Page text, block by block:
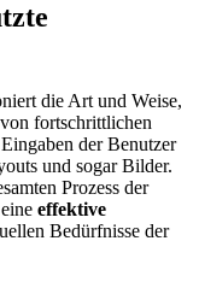
die Art und Weise,
fortschrittlichen
der Benutzer
und sogar Bilder.
Prozess der
effektive
Bedürfnisse der